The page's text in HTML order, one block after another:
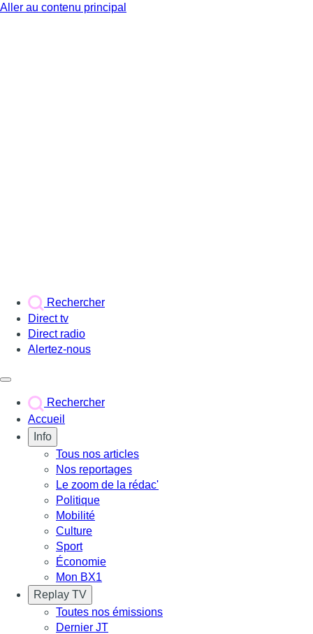
Aller au contenu principal
Rechercher
Direct tv
Direct radio
Alertez-nous
Rechercher
Accueil
Info
Tous nos articles
Nos reportages
Le zoom de la rédac'
Politique
Mobilité
Culture
Sport
Économie
Mon BX1
Replay TV
Toutes nos émissions
Dernier JT